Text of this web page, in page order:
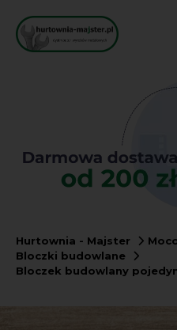
Hurtownia - Majster
Bloczki budowlane
Bloczek budowlany